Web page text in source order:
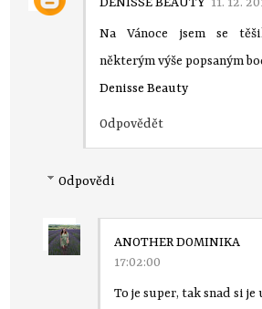
Na Vánoce jsem se
některým výše popsaným
Denisse Beauty
Odpovědět
Odpovědi
ANOTHER DOMINIKA
17:02:00
To je super, tak snad si je